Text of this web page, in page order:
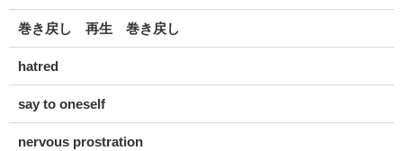
巻き戻し 再生 巻き戻し
hatred
say to oneself
nervous prostration